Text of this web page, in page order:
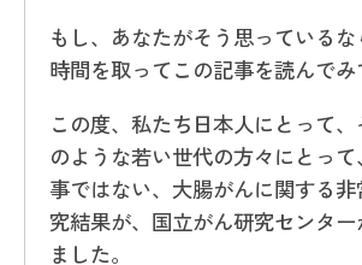
もし、あなたがそう思っている
時間を取ってこの記事を読んでみ
この度、私たち日本人にとって
のような若い世代の方々にとっ
事ではない、大腸がんに関する
究結果が、国立がん研究センタ
ました。